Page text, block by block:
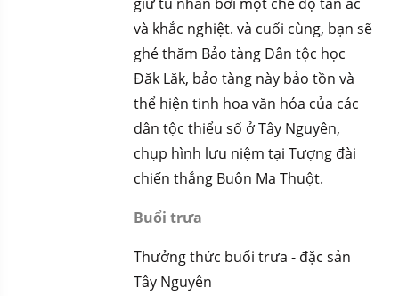
và khắc nghiệt. và cuối cùng, bạn sẽ
ghé thăm Bảo tàng Dân tộc học
Đăk Lăk, bảo tàng này bảo tồn và
thể hiện tinh hoa văn hóa của các
dân tộc thiểu số ở Tây Nguyên,
chụp hình lưu niệm tại Tượng đài
chiến thắng Buôn Ma Thuột.
Buổi trưa
Thưởng thức buổi trưa - đặc sản
Tây Nguyên